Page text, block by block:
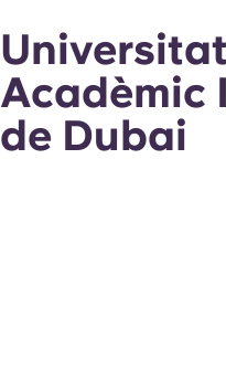
Acadèmic
de Dubai